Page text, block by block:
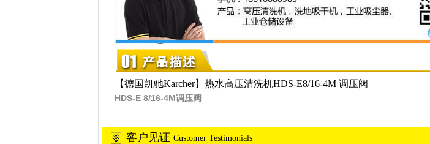
【德国凯驰Karcher】热水高压清洗机HDS-E8/16-4M 调压阀
HDS-E 8/16-4M调压阀
客户见证 Customer Testimonials